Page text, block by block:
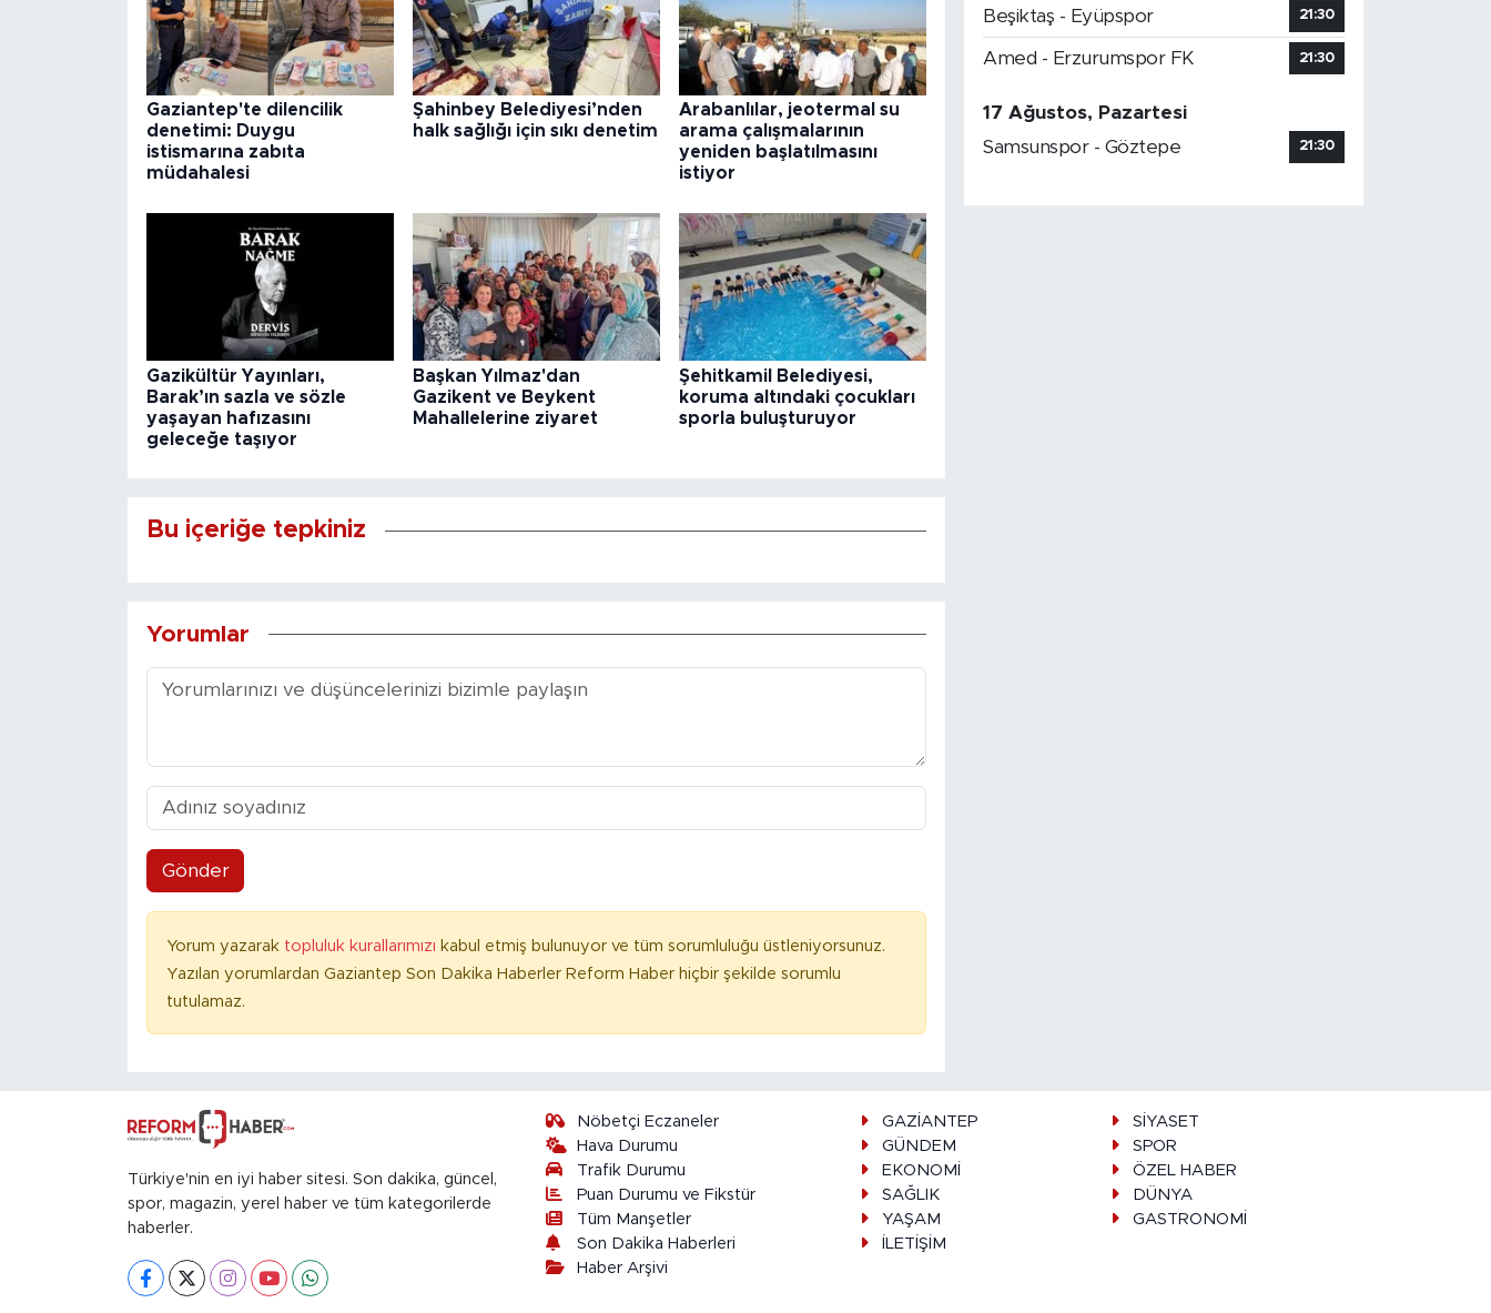
Gaziantep'te dilencilik
denetimi: Duygu
istismarına zabıta
müdahalesi
Şahinbey Belediyesi’nden
halk sağlığı için sıkı denetim
Arabanlılar, jeotermal su
arama çalışmalarının
yeniden başlatılmasını
istiyor
Gazikültür Yayınları,
Barak’ın sazla ve sözle
yaşayan hafızasını
geleceğe taşıyor
Başkan Yılmaz'dan
Gazikent ve Beykent
Mahallelerine ziyaret
Şehitkamil Belediyesi,
koruma altındaki çocukları
sporla buluşturuyor
Bu içeriğe tepkiniz
Yorumlar
Gönder
Yorum yazarak topluluk kurallarımızı kabul etmiş bulunuyor ve tüm sorumluluğu üstleniyorsunuz.
Yazılan yorumlardan Gaziantep Son Dakika Haberler Reform Haber hiçbir şekilde sorumlu
tutulamaz.
Beşiktaş - Eyüpspor 21:30
Amed - Erzurumspor FK 21:30
17 Ağustos, Pazartesi
Samsunspor - Göztepe
21:30
Türkiye'nin en iyi haber sitesi. Son dakika, güncel,
spor, magazin, yerel haber ve tüm kategorilerde
haberler.
Nöbetçi Eczaneler
Hava Durumu
Trafik Durumu
Puan Durumu ve Fikstür
Tüm Manşetler
Son Dakika Haberleri
Haber Arşivi
GAZİANTEP
SİYASET
GÜNDEM
SPOR
EKONOMİ
ÖZEL HABER
SAĞLIK
DÜNYA
YAŞAM
GASTRONOMİ
İLETİŞİM